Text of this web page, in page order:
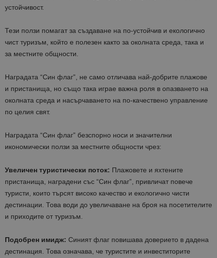
устойчивост.
Тези ползи помагат за създаване на по-устойчив и екологично
чист туризъм, който е полезен както за околната среда, така и
за местните общности.
Наградата “Син флаг”, не само отличава най-добрите плажове
и пристанища, но също така играе важна роля в опазването на
околната среда и насърчаването на по-качествено управление
по целия свят.
Наградата “Син флаг” безспорно носи и значителни
икономически ползи за местните общности чрез:
Увеличен туристически поток: Плажовете и яхтените
пристанища, наградени със “Син флаг”, привличат повече
туристи, които търсят високо качество и екологично чисти
дестинации. Това води до увеличаване на броя на посетителите
и приходите от туризъм.
Подобрен имидж: Синият флаг повишава доверието в дадена
дестинация. Това означава, че туристите и инвеститорите